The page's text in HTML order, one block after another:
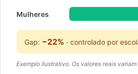
Mulheres
Gap: −22% · controlado por
Exemplo ilustrativo. Os valores reais